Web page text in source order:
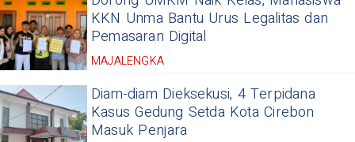
KKN Unma Bantu Urus Legalitas dan
Pemasaran Digital
MAJALENGKA
Diam-diam Dieksekusi, 4 Terpidana
Kasus Gedung Setda Kota Cirebon
Masuk Penjara